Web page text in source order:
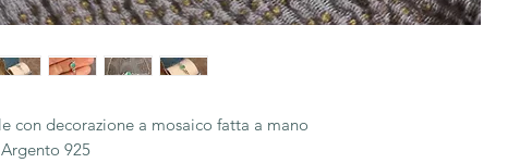
con decorazione a mosaico fatta a mano
Argento 925